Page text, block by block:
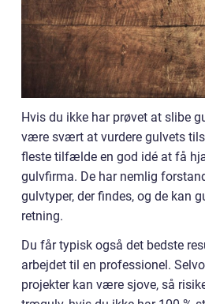
Hvis du ikke har prøvet at slibe
være svært at vurdere gulvets
fleste tilfælde en god idé at få
gulvfirma. De har nemlig
gulvtyper, der findes, og de kan
retning.
Du får typisk også det bedste
arbejdet til en professionel.
projekter kan være sjove, så